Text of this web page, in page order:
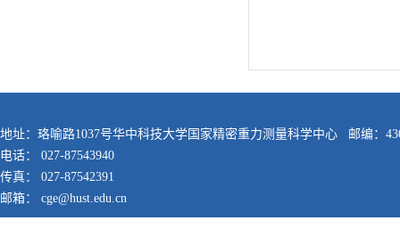
地址：珞喻路1037号华中科技大学国家精密重力测量科学中心 邮编：
电话： 027-87543940
传真： 027-87542391
邮箱： cge@hust.edu.cn